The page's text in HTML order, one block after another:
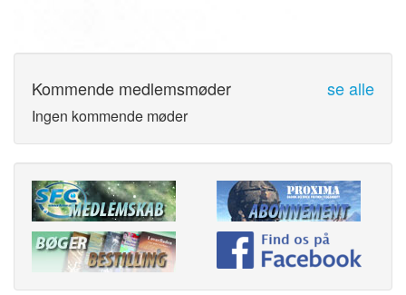
Kommende medlemsmøder se alle
Ingen kommende møder